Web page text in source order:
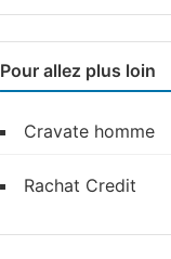
Pour allez plus loin
Cravate homme
Rachat Credit